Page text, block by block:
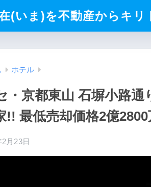
(いま)を不動産からキ
ホテル
・京都東山 石塀小路
!! 最低売却価格2億
月23日